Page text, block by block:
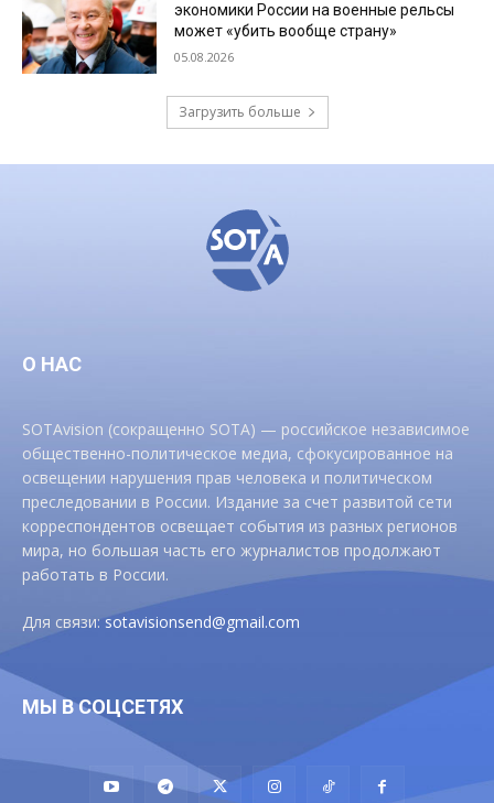
экономики России на военные рельсы
может «убить вообще страну»
05.08.2026
Загрузить больше
О НАС
SOTAvision (сокращенно SOTA) — российское независимое
общественно-политическое медиа, сфокусированное на
освещении нарушения прав человека и политическом
преследовании в России. Издание за счет развитой сети
корреспондентов освещает события из разных регионов
мира, но большая часть его журналистов продолжают
работать в России.
Для связи:sotavisionsend@gmail.com
МЫ В СОЦСЕТЯХ